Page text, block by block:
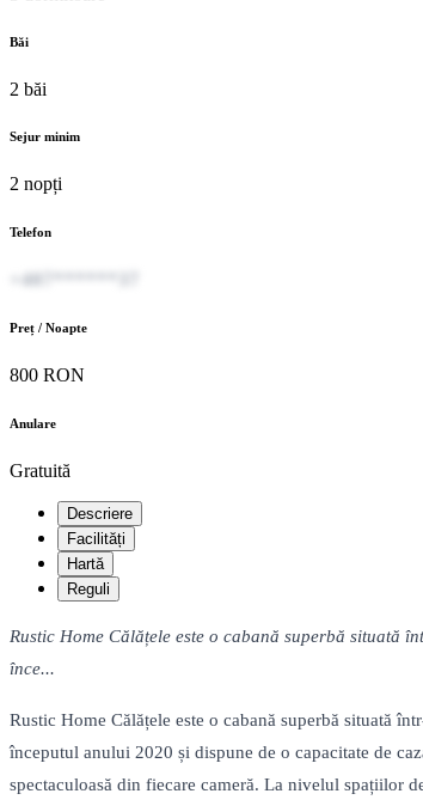
Băi
2 băi
Sejur minim
2 nopți
Telefon
+407******37
Preț / Noapte
800 RON
Anulare
Gratuită
Descriere
Facilități
Hartă
Reguli
Rustic Home Călățele este o cabană superbă situată
înce...
Rustic Home Călățele este o cabană superbă situată
începutul anului 2020 și dispune de o capacitate de
spectaculoasă din fiecare cameră. La nivelul spațiilor